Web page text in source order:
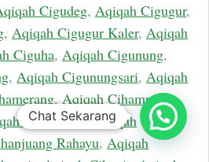
Cigudeg, Aqiqah Cigugur,
, Aqiqah Cigugur Kaler, Aqiqah
Ciguha, Aqiqah Cigunung,
, Aqiqah Cigunungsari, Aqiqah
,Aqiqah Cihampelas,
Cihanjawar,Aqiqah
Rahayu, Aqiqah
Chat Sekarang